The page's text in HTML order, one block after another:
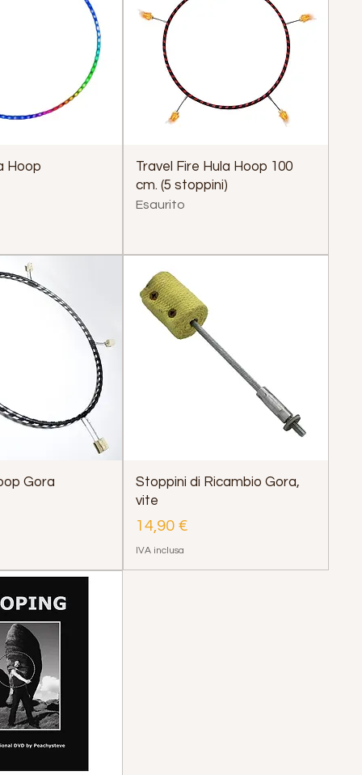
Hoop
Travel Fire Hula Hoop 100
cm. (5 stoppini)
Esaurito
Gora
Stoppini di Ricambio Gora,
vite
Prezzo
14,90 €
IVA inclusa